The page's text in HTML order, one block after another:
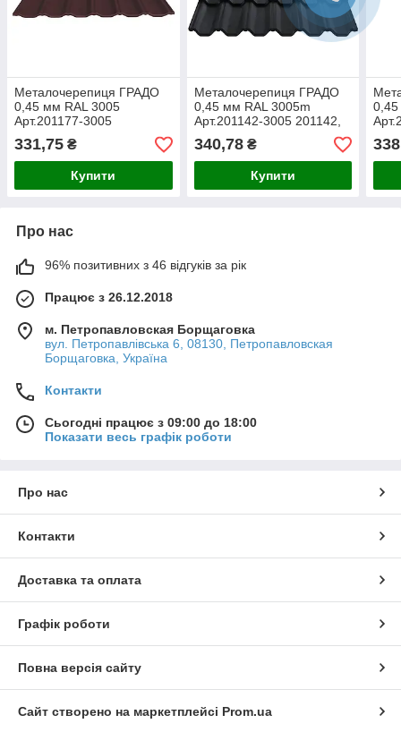
Металочерепиця ГРАДО
0,45 мм RAL 3005
Арт.201177-3005
331,75 ₴
Купити
Металочерепиця ГРАДО
0,45 мм RAL 3005m
Арт.201142-3005 201142,
Термастіл, Suzhou, 30 м.
кв. (при замовленні менш
30 м. кв в
340,78₴
Купити
Про нас
96% позитивних з 46 відгуків за рік
Працює з 26.12.2018
м. Петропавловская Борщаговка
вул. Петропавлівська 6, 08130, Петропавловская
Борщаговка, Україна
Контакти
Сьогодні працює з 09:00 до 18:00
Показати весь графік роботи
Про нас
Контакти
Доставка та оплата
Графік роботи
Повна версія сайту
Сайт створено на маркетплейсі Prom.ua